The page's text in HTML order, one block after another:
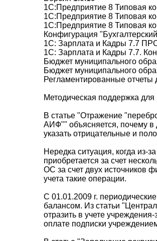
1С:Предприятие 8 Типовая
1С:Предприятие 8 Типовая
1С:Предприятие 8 Типовая
Конфигурация
1С: Зарплата и Кадры 7.7
1С: Зарплата и Кадры 7.7.
Бюджет муниципального
Бюджет муниципального
Регламентированные отчеты
Методическая поддержка
В статье "Отражение
АИФ"" объясняется, почему
указать отрицательные и
Нередка ситуация, когда из-
приобретается за счет
ОС за счет двух источников
учета такие операции.
С 01.01.2009 г.
балансом. Из статьи
отразить в учете
оплате подписки